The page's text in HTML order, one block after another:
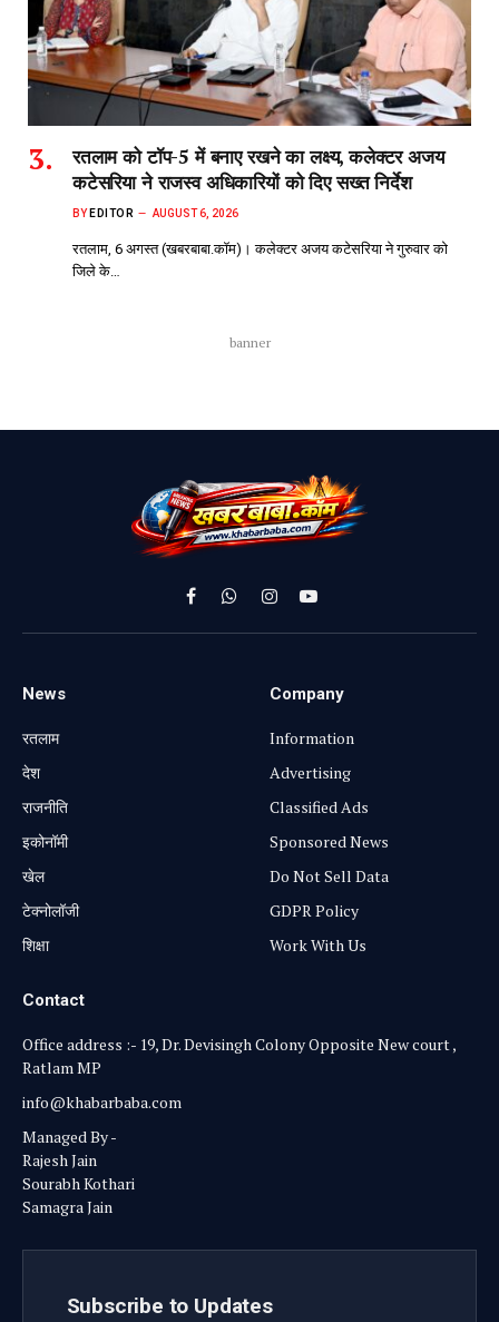
रतलाम को टॉप-5 में बनाए रखने का लक्ष्य, कलेक्टर अजय
कटेसरिया ने राजस्व अधिकारियों को दिए सख्त निर्देश
BY EDITOR AUGUST 6, 2026
रतलाम, 6 अगस्त (खबरबाबा.कॉम)। कलेक्टर अजय कटेसरिया ने गुरुवार को
जिले के…
banner
FacebookWhatsApp
InstagramYouTube
News
रतलाम
⁠देश
राजनीति
⁠इकोनॉमी
खेल
टेक्नोलॉजी
शिक्षा
Company
Information
Advertising
Classified Ads
Sponsored News
Do Not Sell Data
GDPR Policy
Work With Us
Contact
Office address :- 19, Dr. Devisingh Colony Opposite New court ,
Ratlam MP
info@khabarbaba.com
Managed By -
Rajesh Jain
Sourabh Kothari
Samagra Jain
Subscribe to Updates